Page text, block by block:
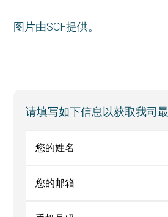
图片由SCF提供。
Sidebar
请填写如下信息以获取我司